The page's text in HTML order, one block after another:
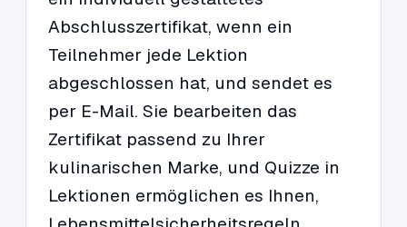
Abschlusszertifikat, wenn ein
Teilnehmer jede Lektion
abgeschlossen hat, und sendet es
per E-Mail. Sie bearbeiten das
Zertifikat passend zu Ihrer
kulinarischen Marke, und Quizze in
Lektionen ermöglichen es Ihnen,